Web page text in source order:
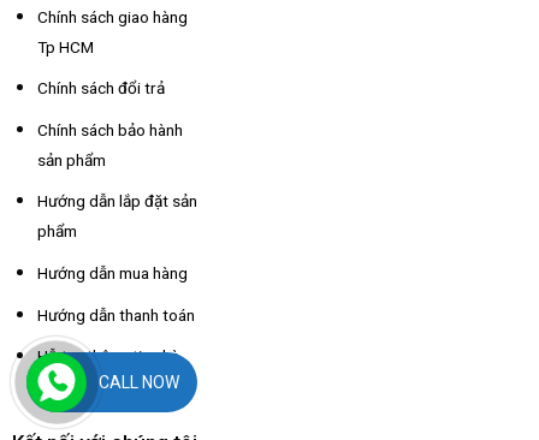
Chính sách giao hàng
Tp HCM
Chính sách đổi trả
Chính sách bảo hành
sản phẩm
Hướng dẫn lắp đặt sản
phẩm
Hướng dẫn mua hàng
Hướng dẫn thanh toán
Hỗ trợ thông tin nhà
xe các tỉnhCALL NOW